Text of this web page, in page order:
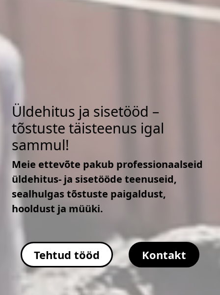
Üldehitus ja sisetööd –
tõstuste täisteenus igal
sammul!
Meie ettevõte pakub professionaalseid
üldehitus- ja sisetööde teenuseid,
sealhulgas tõstuste paigaldust,
hooldust ja müüki.
Tehtud tööd Kontakt